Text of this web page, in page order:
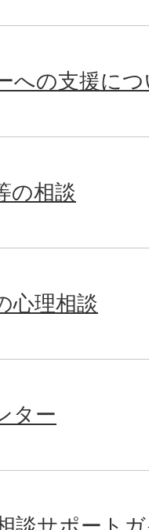
への支援に
の相談
心理相談
ター